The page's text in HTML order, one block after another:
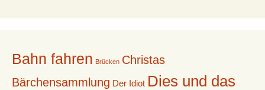
Bahn fahren Brücken Christas
Bärchensammlung Der Idiot Dies und das